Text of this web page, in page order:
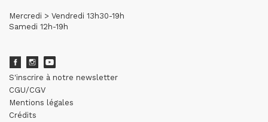
Mercredi > Vendredi 13h30-19h
Samedi 12h-19h
S'inscrire à notre newsletter
CGU/CGV
Mentions légales
Crédits